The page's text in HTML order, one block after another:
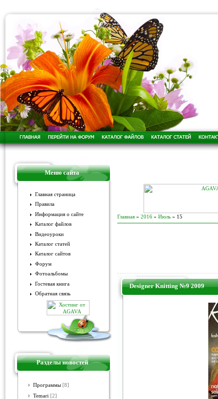
Меню сайта
Главная страница
Правила
Информация о сайте
Каталог файлов
Видеоуроки
Каталог статей
Каталог сайтов
Форум
Фотоальбомы
Гостевая книга
Обратная связь
Разделы новостей
Программы [8]
Temari [2]
Главная » 2016 » Июль » 15
Designer Knitting №9 2009